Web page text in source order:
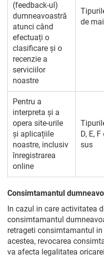
(feedback-ul)
dumneavoastră
atunci când
efectuați o
clasificare și o
recenzie a
serviciilor
noastre
de
Pentru a
interpreta și a
opera site-urile
și aplicațiile
noastre, inclusiv
înregistrarea
online
D, E,
sus
Consimtamantul
In cazul in care activitatea
consimtamantul
retrageti consimtamantul
acestea, revocarea
va afecta legalitatea